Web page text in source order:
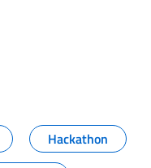
Hackathon